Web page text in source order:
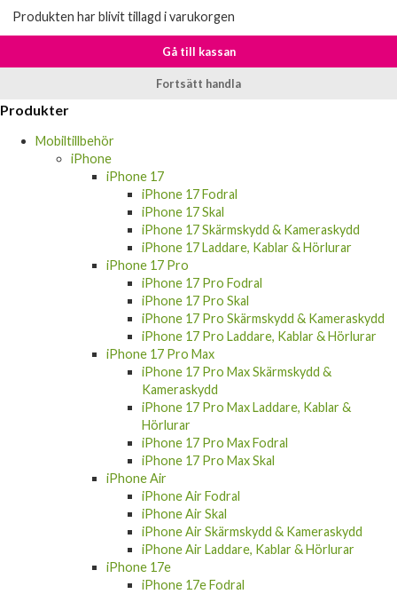
Produkten har blivit tillagd i varukorgen
Gå till kassan
Fortsätt handla
Produkter
Mobiltillbehör
iPhone
iPhone 17
iPhone 17 Fodral
iPhone 17 Skal
iPhone 17 Skärmskydd & Kameraskydd
iPhone 17 Laddare, Kablar & Hörlurar
iPhone 17 Pro
iPhone 17 Pro Fodral
iPhone 17 Pro Skal
iPhone 17 Pro Skärmskydd & Kameraskydd
iPhone 17 Pro Laddare, Kablar & Hörlurar
iPhone 17 Pro Max
iPhone 17 Pro Max Skärmskydd &
Kameraskydd
iPhone 17 Pro Max Laddare, Kablar &
Hörlurar
iPhone 17 Pro Max Fodral
iPhone 17 Pro Max Skal
iPhone Air
iPhone Air Fodral
iPhone Air Skal
iPhone Air Skärmskydd & Kameraskydd
iPhone Air Laddare, Kablar & Hörlurar
iPhone 17e
iPhone 17e Fodral